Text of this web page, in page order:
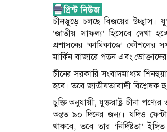
চীনজুড়ে চলছে বিজয়ের উচ্ছ্বাস।
‘জাতীয় সাফল্য’ হিসেবে দেখা
প্রশাসনের ‘কামিকাজে’ কৌশলের
মার্কিন বাজারে পতন এবং ভোক্তাদের
চীনের সরকারি সংবাদমাধ্যম
হবে। তবে জাতীয়তাবাদী বিশ্লেষক
চুক্তি অনুযায়ী, যুক্তরাষ্ট্র চীনা
অন্তত ৯০ দিনের জন্য। যদিও
থাকবে, তবে তার ‘নির্দিষ্টতা’